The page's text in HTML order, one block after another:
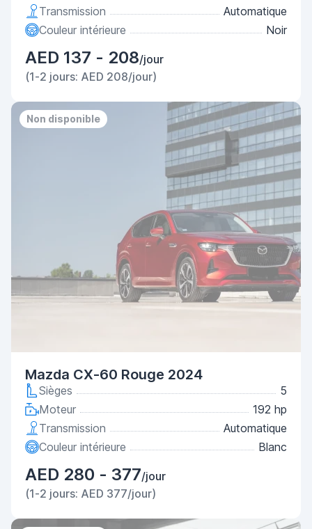
Transmission
Automatique
Couleur intérieure
Noir
AED 137 - 208/jour
(1-2 jours: AED 208/jour)
Non disponible
Mazda CX-60 Rouge 2024
Sièges
5
Moteur
192 hp
Transmission
Automatique
Couleur intérieure
Blanc
AED 280 - 377/jour
(1-2 jours: AED 377/jour)